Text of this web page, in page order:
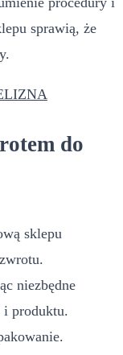
sprawią, że
do
sklepu
niezbędne
i produktu.